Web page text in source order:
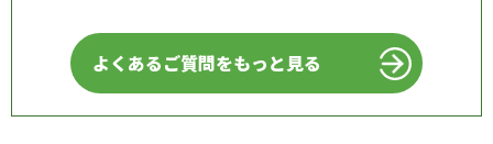
よくあるご質問をもっと見る